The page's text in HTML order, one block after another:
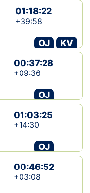
01:18:22
+39:58
OJ
KV
00:37:28
+09:36
OJ
01:03:25
+14:30
OJ
00:46:52
+03:08